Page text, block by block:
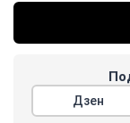
Дзен